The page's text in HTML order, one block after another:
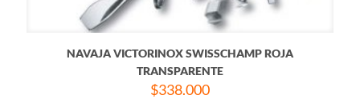
NAVAJA VICTORINOX SWISSCHAMP ROJA
TRANSPARENTE
$338.000